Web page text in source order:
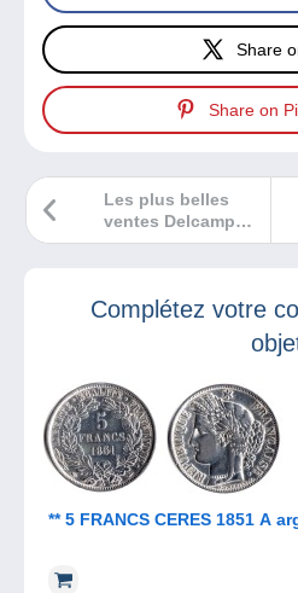
Share
Share on
Les plus belles
ventes Delcampe
juillet 2025
Complétez votre